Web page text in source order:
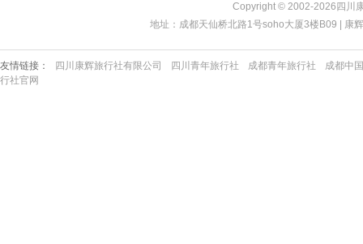
Copyright © 2002-2026四川
地址：成都天仙桥北路1号soho大厦3楼B09 |
友情链接： 四川康辉旅行社有限公司 四川青年旅行社 成都青年旅行社
成都中
行社官网